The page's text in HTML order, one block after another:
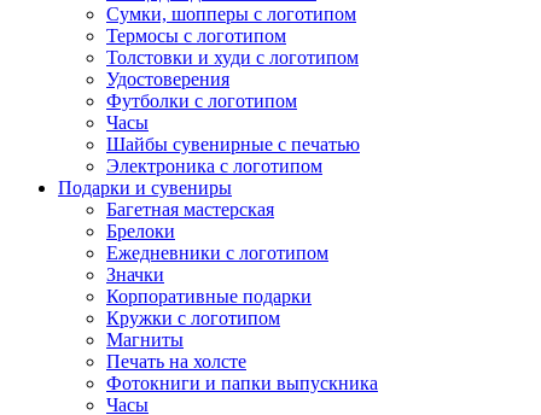
Сумки, шопперы с логотипом
Термосы с логотипом
Толстовки и худи с логотипом
Удостоверения
Футболки с логотипом
Часы
Шайбы сувенирные с печатью
Электроника с логотипом
Подарки и сувениры
Багетная мастерская
Брелоки
Ежедневники с логотипом
Значки
Корпоративные подарки
Кружки с логотипом
Магниты
Печать на холсте
Фотокниги и папки выпускника
Часы